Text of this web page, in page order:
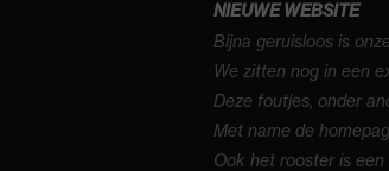
NIEUWE WEBSITE
Bijna geruisloos is
We zitten nog in een
Deze foutjes, onder
Met name de
Ook het rooster is